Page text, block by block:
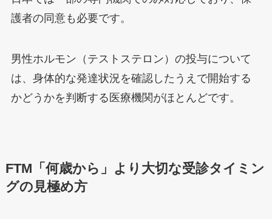
護者の同意も必要です。
男性ホルモン（テストステロン）の投与について
は、身体的な発達状況を確認したうえで開始する
かどうかを判断する医療機関がほとんどです。
FTM「何歳から」より大切な受診タイミン
グの見極め方